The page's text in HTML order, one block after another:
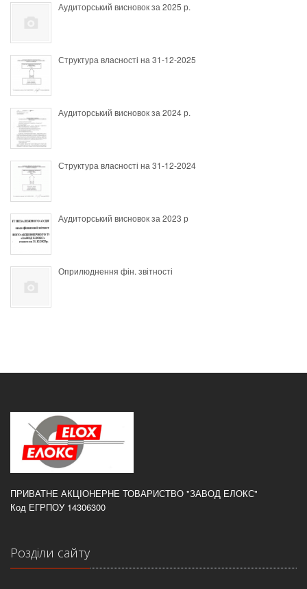
Аудиторський висновок за 2025 р.
Структура власності на 31-12-2025
Аудиторський висновок за 2024 р.
Структура власності на 31-12-2024
Аудиторський висновок за 2023 р
Оприлюднення фін. звітності
ПРИВАТНЕ АКЦІОНЕРНЕ ТОВАРИСТВО "ЗАВОД ЕЛОКС"
Код ЕГРПОУ 14306300
Розділи сайту